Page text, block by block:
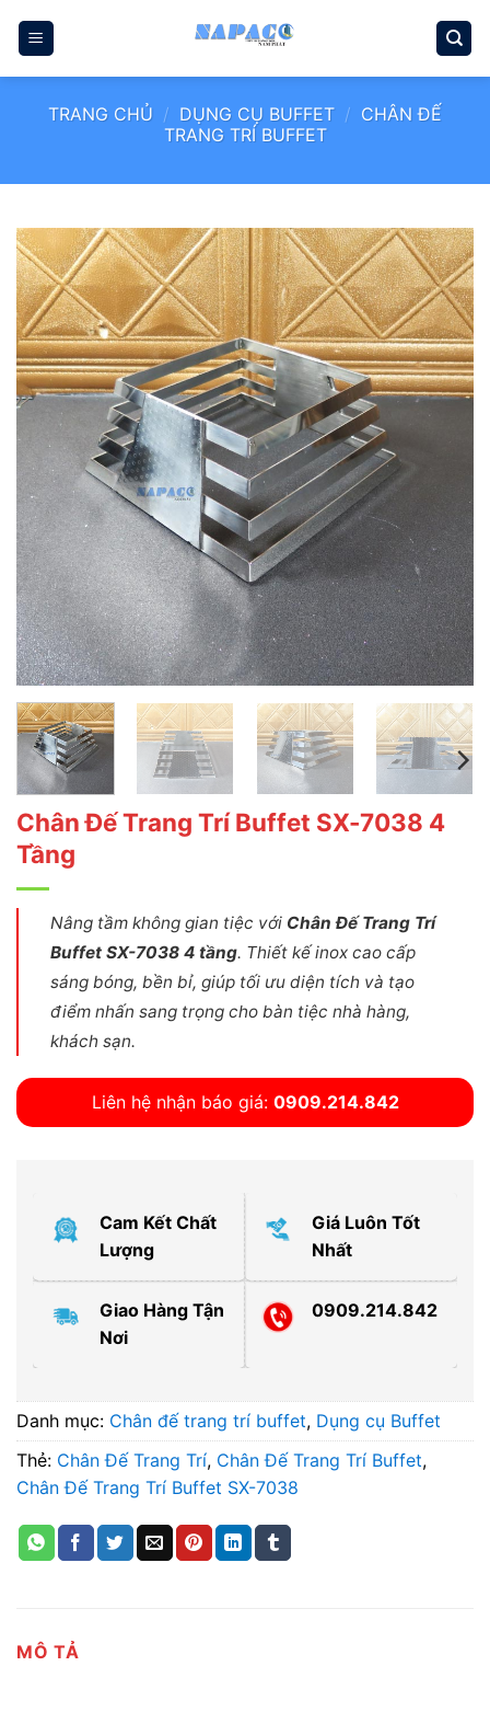
qua
TRANG CHỦ / DỤNG CỤ BUFFET / CHÂN ĐẾ
TRANG TRÍ BUFFET
Chân Đế Trang Trí Buffet SX-7038 4
Tầng
Nâng tầm không gian tiệc với Chân Đế Trang Trí
Buffet SX-7038 4 tầng. Thiết kế inox cao cấp
sáng bóng, bền bỉ, giúp tối ưu diện tích và tạo
điểm nhấn sang trọng cho bàn tiệc nhà hàng,
khách sạn.
Liên hệ nhận báo giá: 0909.214.842
Cam Kết Chất
Lượng
Giá Luôn Tốt
Nhất
Giao Hàng Tận
Nơi
0909.214.842
Danh mục: Chân đế trang trí buffet, Dụng cụ Buffet
Thẻ: Chân Đế Trang Trí, Chân Đế Trang Trí Buffet,
Chân Đế Trang Trí Buffet SX-7038
MÔ TẢ